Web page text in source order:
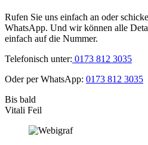
Rufen Sie uns einfach an oder
WhatsApp. Und wir können alle
einfach auf die Nummer.
Telefonisch unter: 0173 812 3035
Oder per WhatsApp: 0173 812 3035
Bis bald
Vitali Feil